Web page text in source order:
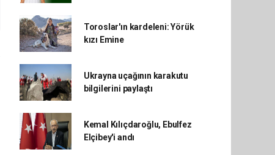
Toroslar'ın kardeleni: Yörük
kızı Emine
Ukrayna uçağının karakutu
bilgilerini paylaştı
Kemal Kılıçdaroğlu, Ebulfez
Elçibey'i andı